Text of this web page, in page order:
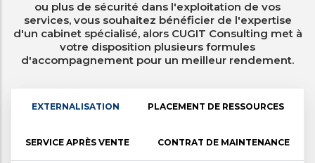
ou plus de sécurité dans l'exploitation de vos
services, vous souhaitez bénéficier de l'expertise
d'un cabinet spécialisé, alors CUGIT Consulting met à
votre disposition plusieurs formules
d'accompagnement pour un meilleur rendement.
EXTERNALISATION PLACEMENT DE RESSOURCES
SERVICE APRÈS VENTE CONTRAT DE MAINTENANCE